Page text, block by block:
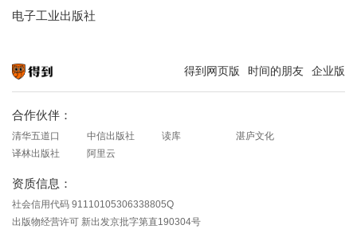
电子工业出版社
得到网页版 时间的朋友 企业版
合作伙伴：
清华五道口 中信出版社 读库
湛庐文化
译林出版社
阿里云
资质信息：
社会信用代码 91110105306338805Q
出版物经营许可 新出发京批字第直190304号